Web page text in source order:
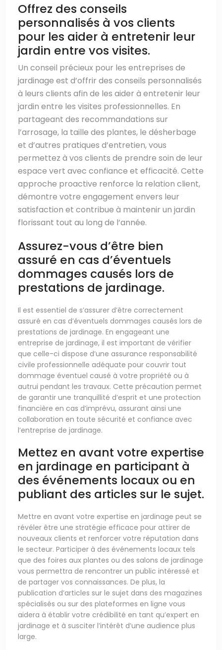
Offrez des conseils
personnalisés à vos clients
pour les aider à entretenir leur
jardin entre vos visites.
Un conseil précieux pour les entreprises de
jardinage est d’offrir des conseils personnalisés
à leurs clients afin de les aider à entretenir leur
jardin entre les visites professionnelles. En
partageant des recommandations sur
l’arrosage, la taille des plantes, le désherbage
et d’autres pratiques d’entretien, vous
permettez à vos clients de prendre soin de leur
espace vert avec confiance et efficacité. Cette
approche proactive renforce la relation client,
démontre votre engagement envers leur
satisfaction et contribue à maintenir un jardin
florissant tout au long de l’année.
Assurez-vous d’être bien
assuré en cas d’éventuels
dommages causés lors de
prestations de jardinage.
Il est essentiel de s’assurer d’être correctement
assuré en cas d’éventuels dommages causés lors de
prestations de jardinage. En engageant une
entreprise de jardinage, il est important de vérifier
que celle-ci dispose d’une assurance responsabilité
civile professionnelle adéquate pour couvrir tout
dommage éventuel causé à votre propriété ou à
autrui pendant les travaux. Cette précaution permet
de garantir une tranquillité d’esprit et une protection
financière en cas d’imprévu, assurant ainsi une
collaboration en toute sécurité et confiance avec
l’entreprise de jardinage.
Mettez en avant votre expertise
en jardinage en participant à
des événements locaux ou en
publiant des articles sur le sujet.
Mettre en avant votre expertise en jardinage peut se
révéler être une stratégie efficace pour attirer de
nouveaux clients et renforcer votre réputation dans
le secteur. Participer à des événements locaux tels
que des foires aux plantes ou des salons de jardinage
vous permettra de rencontrer un public intéressé et
de partager vos connaissances. De plus, la
publication d’articles sur le sujet dans des magazines
spécialisés ou sur des plateformes en ligne vous
aidera à établir votre crédibilité en tant qu’expert en
jardinage et à susciter l’intérêt d’une audience plus
large.